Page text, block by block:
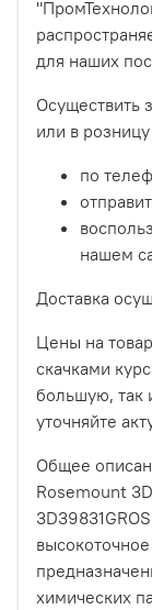
для наших
Осуществить
или в
по
нашем
Доставка
Цены на
скачками
большую, так
уточняйте
Общее
Rosemount
химических